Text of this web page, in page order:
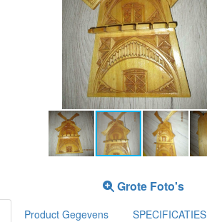
Grote Foto's
Product Gegevens SPECIFICATIES